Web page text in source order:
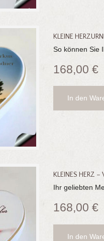
KLEINE
So können Sie
168,00€
In den
KLEINES HERZ –
Ihr geliebten
168,00 €
In den